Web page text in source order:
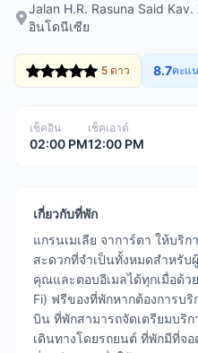
Jalan H.R. Rasuna Said
อินโดนีเซีย
5 ดาว 8.7คะแ
เช็คอิน
02:00 PM
เช็คเอาต์
12:00 PM
เกี่ยวกับที่พัก
แกรนเมเลีย จาการ์ตา ให้บริ
สะดวกที่จำเป็นทั้งหมดสำหรับ
คุณและตอบอีเมลได้ทุกเมื่อด้ว
Fi) ฟรีของที่พักหากต้องการบ
บิน ที่พักสามารถจัดเตรียมบริ
เดินทางโดยรถยนต์ ที่พักมีที่จ